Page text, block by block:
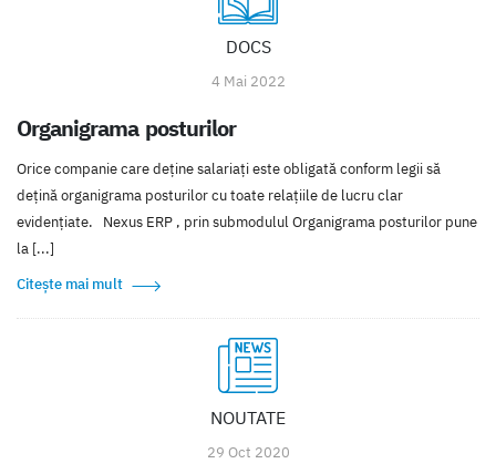
DOCS
4 Mai 2022
Organigrama posturilor
Orice companie care deține salariați este obligată conform legii să
dețină organigrama posturilor cu toate relațiile de lucru clar
evidențiate. Nexus ERP , prin submodulul Organigrama posturilor pune
la [...]
Citește mai mult
NOUTATE
29 Oct 2020